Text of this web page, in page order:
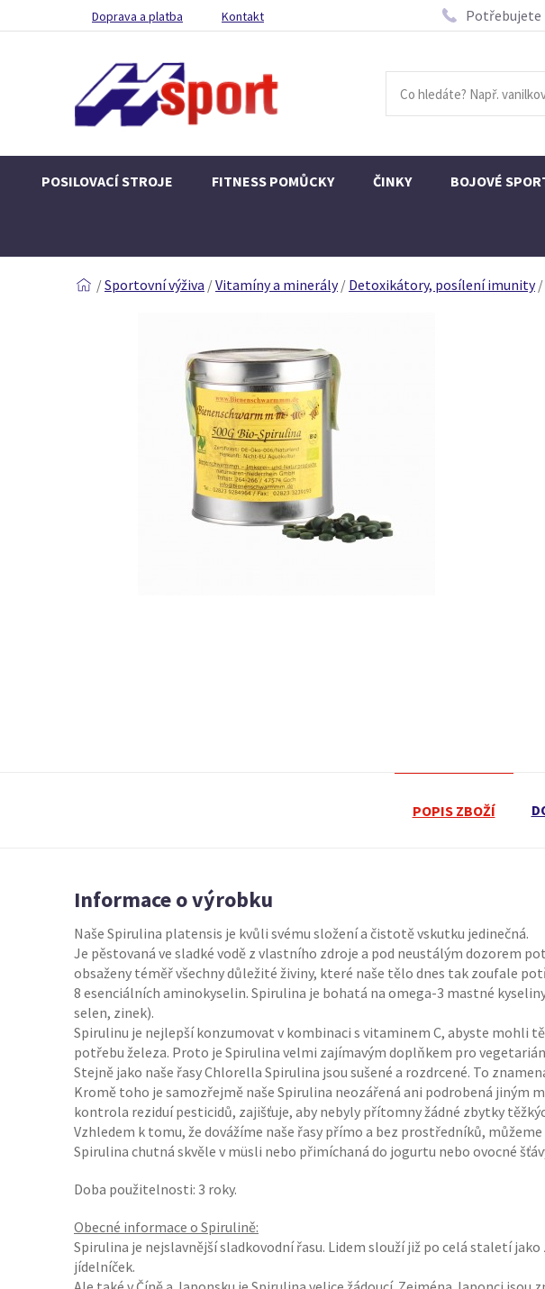
Doprava a platba Kontakt Potřebujete
POSILOVACÍ STROJE FITNESS POMŮCKY ČINKY BOJOVÉ
/Sportovní výživa /Vitamíny a minerály / Detoxikátory, posílení imunity /
POPIS ZBOŽÍ
Informace o výrobku
Naše Spirulina platensis je kvůli svému složení a čistotě vskutku jedinečná.
Je pěstovaná ve sladké vodě z vlastního zdroje a pod neustálým dozorem
obsaženy téměř všechny důležité živiny, které naše tělo dnes tak zoufale
8 esenciálních aminokyselin. Spirulina je bohatá na omega-3 mastné
selen, zinek).
Spirulinu je nejlepší konzumovat v kombinaci s vitaminem C, abyste mohli
potřebu železa. Proto je Spirulina velmi zajímavým doplňkem pro
Stejně jako naše řasy Chlorella Spirulina jsou sušené a rozdrcené. To
Kromě toho je samozřejmě naše Spirulina neozářená ani podrobená jiným
kontrola reziduí pesticidů, zajišťuje, aby nebyly přítomny žádné zbytky
Vzhledem k tomu, že dovážíme naše řasy přímo a bez prostředníků,
Spirulina chutná skvěle v müsli nebo přimíchaná do jogurtu nebo ovocné
Doba použitelnosti: 3 roky.
Obecné informace o Spirulině:
Spirulina je nejslavnější sladkovodní řasu. Lidem slouží již po celá staletí
jídelníček.